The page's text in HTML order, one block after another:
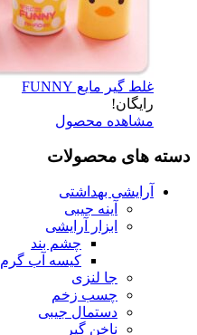
غلط گیر مایع FUNNY
رایگان!
مشاهده محصول
دسته های محصولات
آرایشی بهداشتی
آینه جیبی
ابزار آرایشی
چشم بند
کیسه آب گرم
جا لنزی
چسب زخم
دستمال جیبی
ناخن گیر